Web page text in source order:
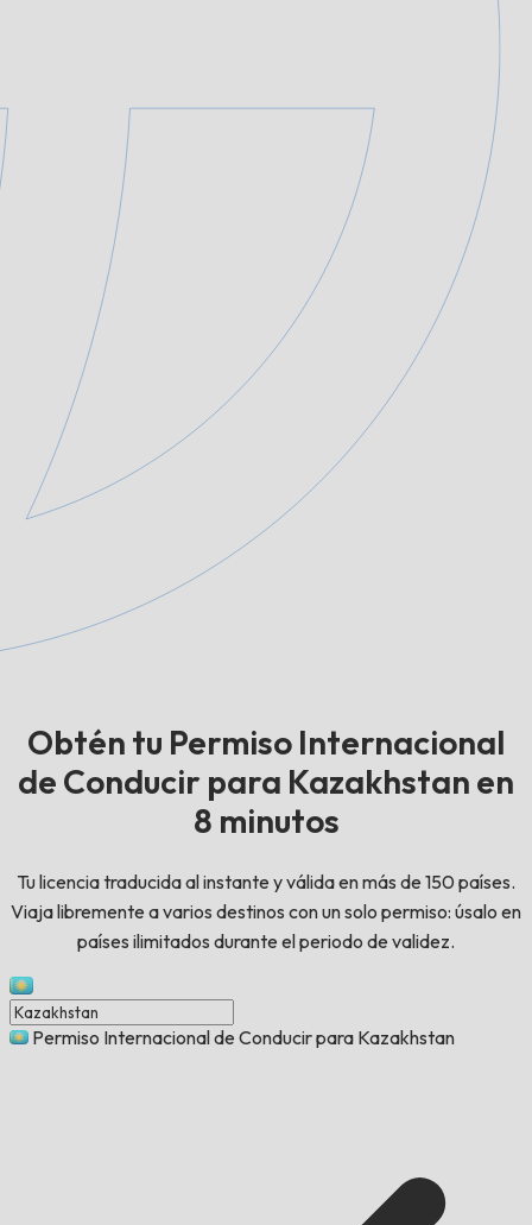
Obtén tu Permiso Internacional
de Conducir para Kazakhstan en
8 minutos
Tu licencia traducida al instante y válida en más de 150 países.
Viaja libremente a varios destinos con un solo permiso: úsalo en
países ilimitados durante el periodo de validez.
Permiso Internacional de Conducir para Kazakhstan